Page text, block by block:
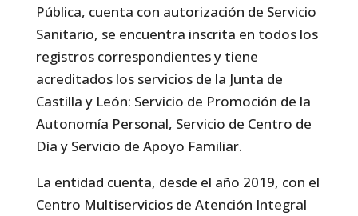
Pública, cuenta con autorización de Servicio
Sanitario, se encuentra inscrita en todos los
registros correspondientes y tiene
acreditados los servicios de la Junta de
Castilla y León: Servicio de Promoción de la
Autonomía Personal, Servicio de Centro de
Día y Servicio de Apoyo Familiar.
La entidad cuenta, desde el año 2019, con el
Centro Multiservicios de Atención Integral